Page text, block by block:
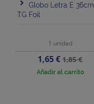
Globo Letra E 36cm
TG Foil
1 unidad
Precio
1,65 €Precio
base
1,85 €
Añadir al carrito